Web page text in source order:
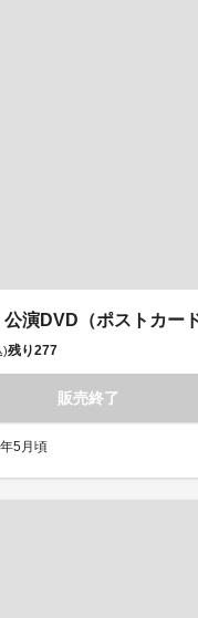
演DVD（ポストカード
)残り277
販売終了
5月頃